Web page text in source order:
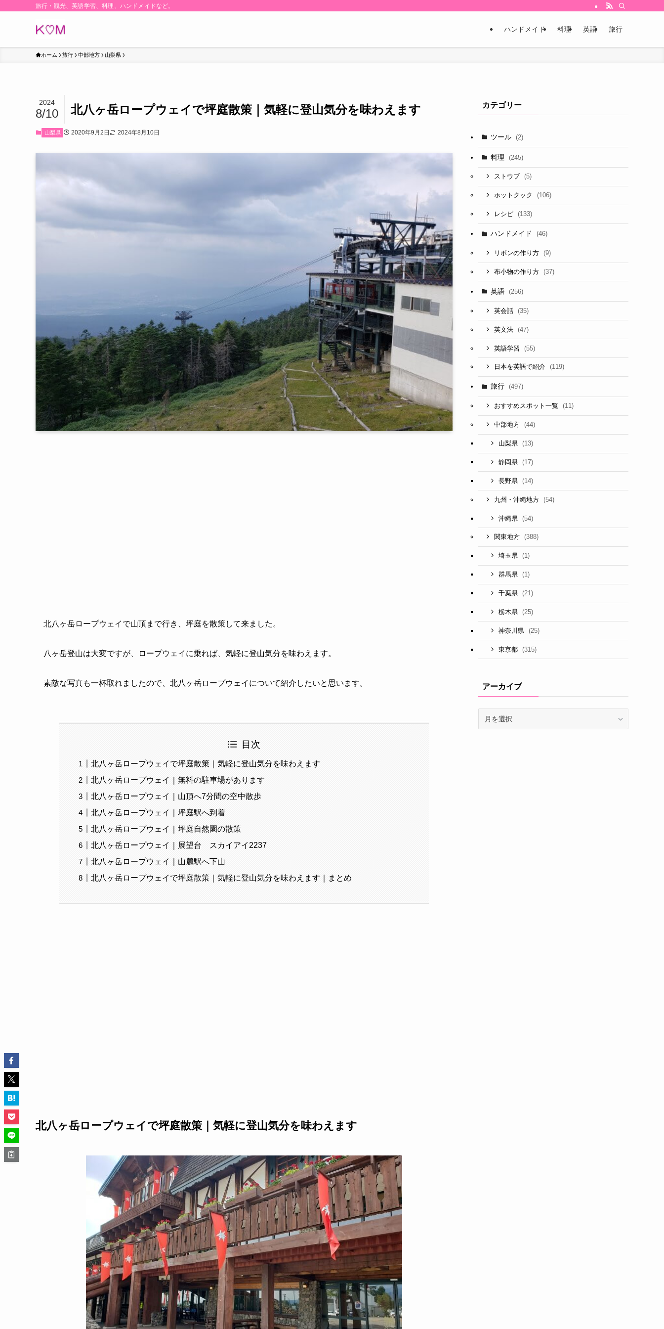
旅行・観光、英語学習、料理、ハンドメイドなど。
ハンドメイド 料理 英語 旅行
ホーム 旅行 中部地方 山梨県
北八ヶ岳ロープウェイで坪庭散策｜気軽に登山気分を味わえます
2024
8/10
山梨県 2020年9月2日 2024年8月10日
北八ヶ岳ロープウェイで山頂まで行き、坪庭を散策して来ました。
八ヶ岳登山は大変ですが、ロープウェイに乗れば、気軽に登山気分を味わえます。
素敵な写真も一杯取れましたので、北八ヶ岳ロープウェイについて紹介したいと思います。
目次
北八ヶ岳ロープウェイで坪庭散策｜気軽に登山気分を味わえます
北八ヶ岳ロープウェイ｜無料の駐車場があります
北八ヶ岳ロープウェイ｜山頂へ7分間の空中散歩
北八ヶ岳ロープウェイ｜坪庭駅へ到着
北八ヶ岳ロープウェイ｜坪庭自然園の散策
北八ヶ岳ロープウェイ｜展望台 スカイアイ2237
北八ヶ岳ロープウェイ｜山麓駅へ下山
北八ヶ岳ロープウェイで坪庭散策｜気軽に登山気分を味わえます｜まとめ
北八ヶ岳ロープウェイで坪庭散策｜気軽に登山気分を味わえます
カテゴリー
ツール (2)
料理 (245)
ストウブ (5)
ホットクック (106)
レシピ (133)
ハンドメイド (46)
リボンの作り方 (9)
布小物の作り方 (37)
英語 (256)
英会話 (35)
英文法 (47)
英語学習 (55)
日本を英語で紹介 (119)
旅行 (497)
おすすめスポット一覧 (11)
中部地方 (44)
山梨県 (13)
静岡県 (17)
長野県 (14)
九州・沖縄地方 (54)
沖縄県 (54)
関東地方 (388)
埼玉県 (1)
群馬県 (1)
千葉県 (21)
栃木県 (25)
神奈川県 (25)
東京都 (315)
アーカイブ